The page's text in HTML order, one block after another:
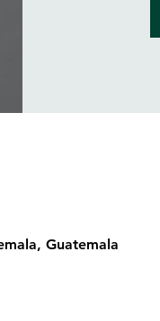
Guatemala